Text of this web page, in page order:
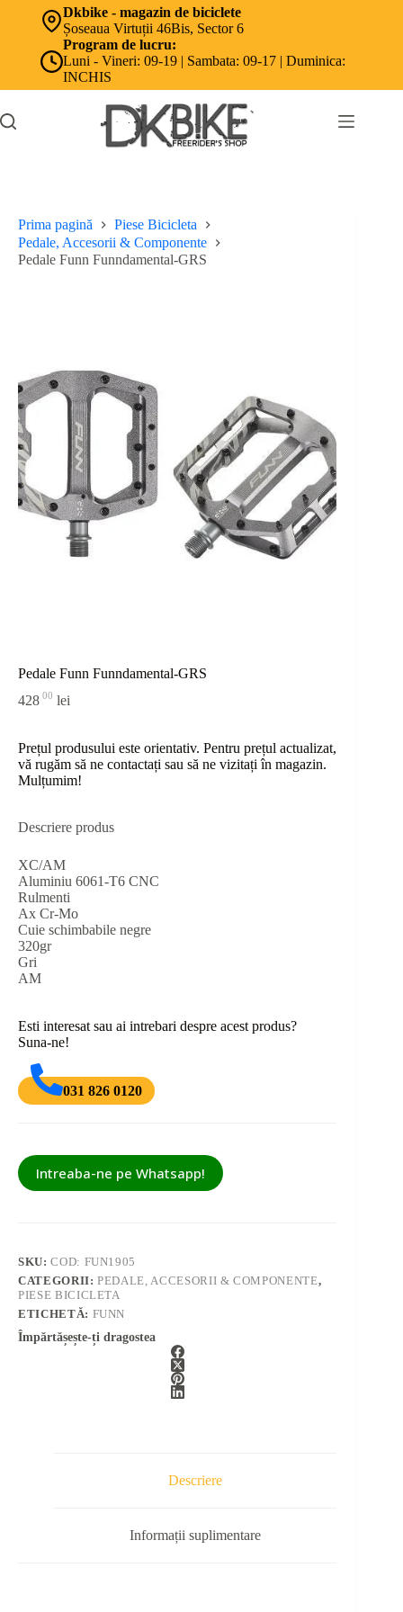
Dkbike - magazin de biciclete
Șoseaua Virtuții 46Bis, Sector 6
Program de lucru:
Luni - Vineri: 09-19 | Sambata: 09-17 | Duminica:
INCHIS
Prima pagină
Piese Bicicleta
Pedale, Accesorii & Componente
Pedale Funn Funndamental-GRS
Pedale Funn Funndamental-GRS
428 00 lei
Prețul produsului este orientativ. Pentru prețul actualizat,
vă rugăm să ne contactați sau să ne vizitați în magazin.
Mulțumim!
Descriere produs
XC/AM
Aluminiu 6061-T6 CNC
Rulmenti
Ax Cr-Mo
Cuie schimbabile negre
320gr
Gri
AM
Esti interesat sau ai intrebari despre acest produs?
Suna-ne!
031 826 0120
Intreaba-ne pe Whatsapp!
SKU:COD: FUN1905
CATEGORII:PEDALE, ACCESORII & COMPONENTE,
PIESE BICICLETA
ETICHETĂ: FUNN
Împărtășește-ți dragostea
Descriere
Informații suplimentare